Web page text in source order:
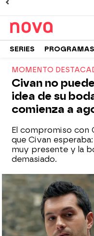
SERIES PROGRAMAS
MOMENTO
Civan no
idea de su
comienza a
El compromiso con
que Civan
muy presente y la
demasiado.